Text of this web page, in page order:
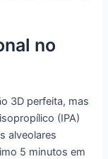
no
3D perfeita, mas
(IPA)
alveolares
5 minutos em